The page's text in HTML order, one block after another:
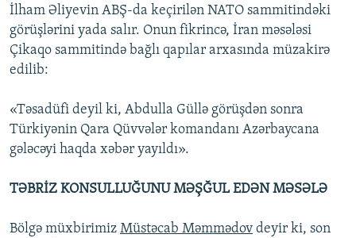
İlham Əliyevin ABŞ-da keçirilən NATO sammitindəki
görüşlərini yada salır. Onun fikrincə, İran məsələsi
Çikaqo sammitində bağlı qapılar arxasında müzakirə
edilib:
«Təsadüfi deyil ki, Abdulla Güllə görüşdən sonra
Türkiyənin Qara Qüvvələr komandanı Azərbaycana
gələcəyi haqda xəbər yayıldı».
TƏBRİZ KONSULLUĞUNU MƏŞĞUL EDƏN MƏSƏLƏ
Bölgə müxbirimiz Müstəcab Məmmədov deyir ki, son